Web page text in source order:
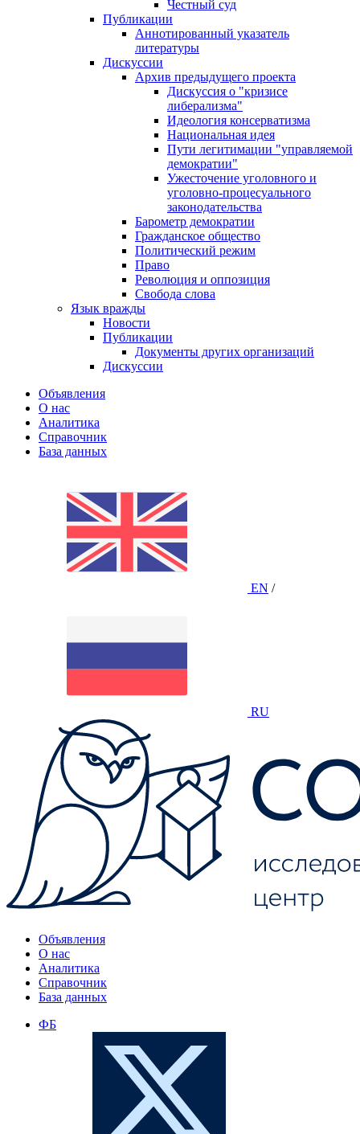
Честный суд
Публикации
Аннотированный указатель
литературы
Дискуссии
Архив предыдущего проекта
Дискуссия о "кризисе
либерализма"
Идеология консерватизма
Национальная идея
Пути легитимации "управляемой
демократии"
Ужесточение уголовного и
уголовно-процесуального
законодательства
Барометр демократии
Гражданское общество
Политический режим
Право
Революция и оппозиция
Свобода слова
Язык вражды
Новости
Публикации
Документы других организаций
Дискуссии
Объявления
О нас
Аналитика
Справочник
База данных
EN /
RU
Объявления
О нас
Аналитика
Справочник
База данных
ФБ